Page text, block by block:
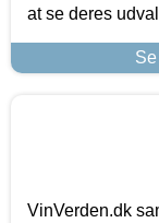
at se deres
VinVerden.dk